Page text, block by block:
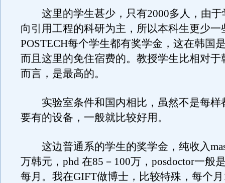
这里的学生甚少，只有2000多人，由于
向引用工程的科研为主，所以本科生更少一
POSTECH每个学生都有奖学金，这在韩国
而且这里的免住宿费的。教授学生比相对于
而言，是最高的。
实验室条件和国内相比，虽然不是每样
要有的设备，一般就比较好用。
这边普通系的学生的奖学金，纯收入
万韩元，phd 在85－100万，posdoctor一般
每月。我在GIFT做博士，比较特殊，每个